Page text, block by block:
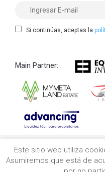
Si continúas, aceptas la
Main Partner:
Copyright 2021/
Este sitio web utiliza
Asumiremos que está de